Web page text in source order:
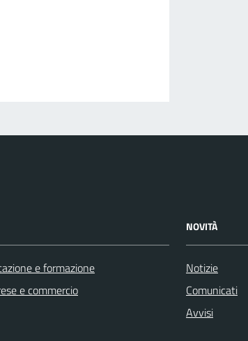
e formazione
e commercio
NOVITÀ
Notizie
Comunicati
Avvisi